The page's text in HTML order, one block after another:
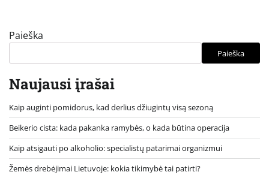
Paieška
Paieška
Naujausi įrašai
Kaip auginti pomidorus, kad derlius džiugintų visą sezoną
Beikerio cista: kada pakanka ramybės, o kada būtina operacija
Kaip atsigauti po alkoholio: specialistų patarimai organizmui
Žemės drebėjimai Lietuvoje: kokia tikimybė tai patirti?